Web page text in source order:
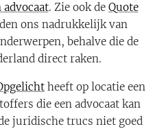
. Zie ook de Quote
ons nadrukkelijk van
behalve die de
direct raken.
heeft op locatie een
die een advocaat kan
juridische trucs niet goed